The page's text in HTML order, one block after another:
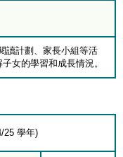
讀計劃、家長小組等活
女的學習和成長情況。
25 學年)